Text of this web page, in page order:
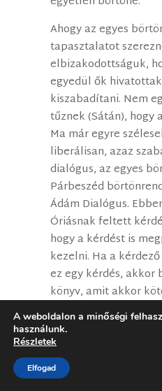
Ahogy az egyes
tapasztalatot
elbizakodottságuk,
egyedül ők
kiszabadítani. Nem
tűznek (Sátán), hogy
Ma már egyre
liberálisan, azaz
dialógus, az egyes
Párbeszéd
Ádám Dialógus.
Óriásnak feltett
hogy a kérdést is
kezelni. Ha a
ez egy kérdés, akkor
könyv, amit akkor
börtön Óriása, ha
„és szólt a raboknak,
biztosítani kell, hogy
hanem „ehelyett
újabb vágyálom, ne
A weboldalon a minőségi
használunk.
Részletek
Elfogad